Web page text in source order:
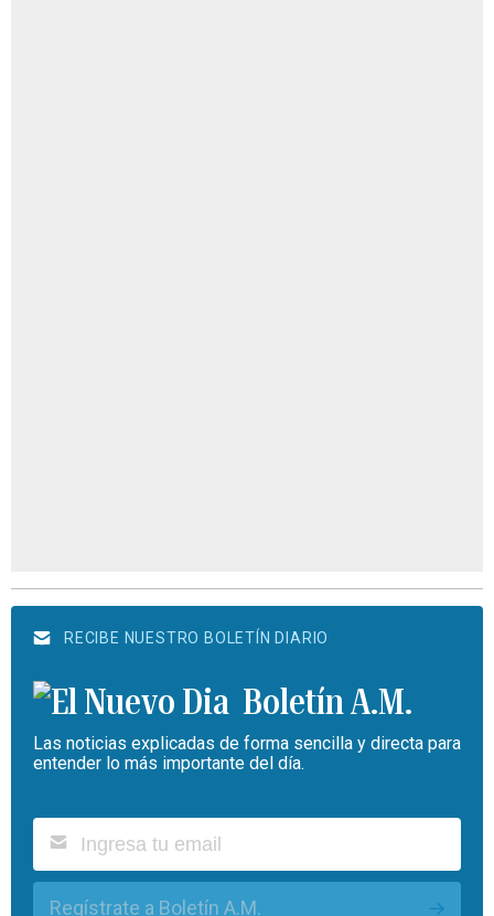
RECIBE NUESTRO BOLETÍN DIARIO
Boletín A.M.
Las noticias explicadas de forma sencilla y directa para
entender lo más importante del día.
Regístrate a Boletín A.M.